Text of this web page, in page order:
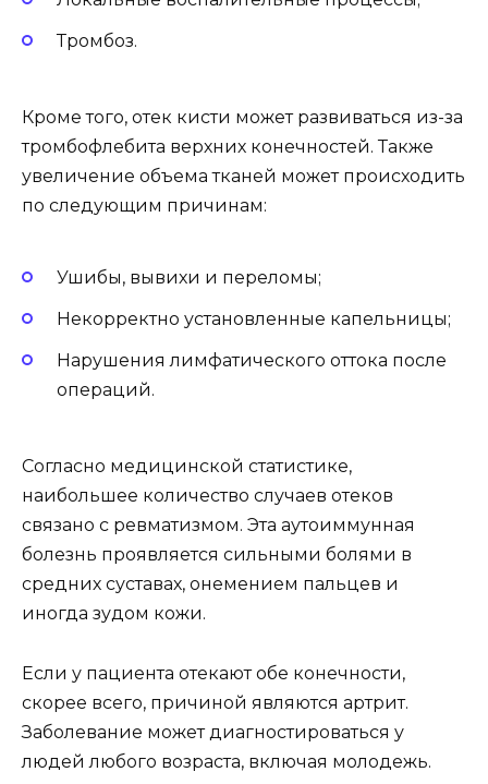
Тромбоз.
Кроме того, отек кисти может развиваться из-за
тромбофлебита верхних конечностей. Также
увеличение объема тканей может происходить
по следующим причинам:
Ушибы, вывихи и переломы;
Некорректно установленные капельницы;
Нарушения лимфатического оттока после
операций.
Согласно медицинской статистике,
наибольшее количество случаев отеков
связано с ревматизмом. Эта аутоиммунная
болезнь проявляется сильными болями в
средних суставах, онемением пальцев и
иногда зудом кожи.
Если у пациента отекают обе конечности,
скорее всего, причиной являются артрит.
Заболевание может диагностироваться у
людей любого возраста, включая молодежь.